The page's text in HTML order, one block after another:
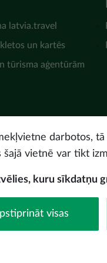
latvia.travel
un kartēs
tūrisma aģentūrām
darbotos,
šajā vietnē var tikt
kuru sīkdatņu
visas